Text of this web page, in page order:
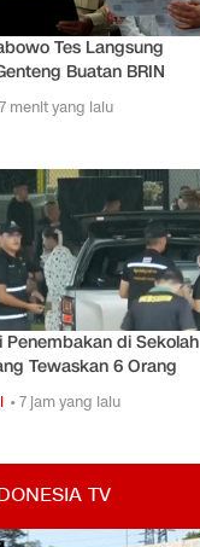
Tes Langsung
Buatan BRIN
menit yang lalu
Penembakan di Sekolah
Tewaskan 6 Orang
• 7 jam yang lalu
TV